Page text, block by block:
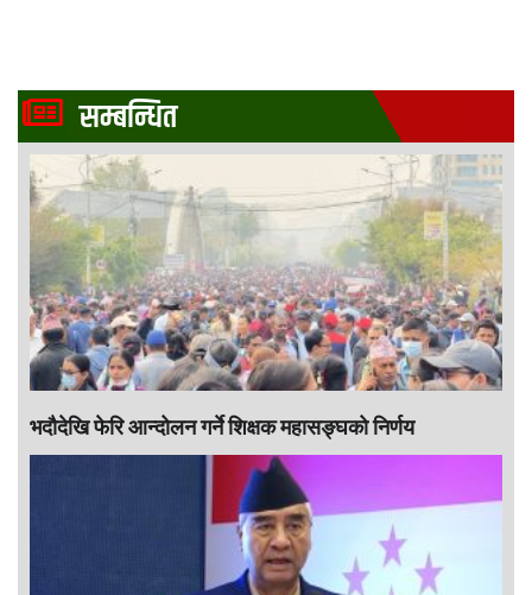
सम्बन्धित
भदौदेखि फेरि आन्दोलन गर्ने शिक्षक महासङ्घको निर्णय